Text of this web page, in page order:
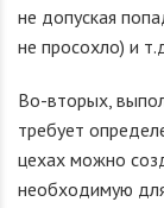
не допуская
не просохло) и
Во-вторых,
требует
цехах можно
необходимую